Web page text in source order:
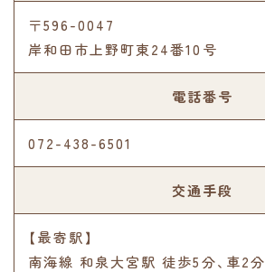
〒596-0047
岸和田市上野町東24番10号
電話番号
072-438-6501
交通手段
【最寄駅】
南海線 和泉大宮駅 徒歩5分､車2分